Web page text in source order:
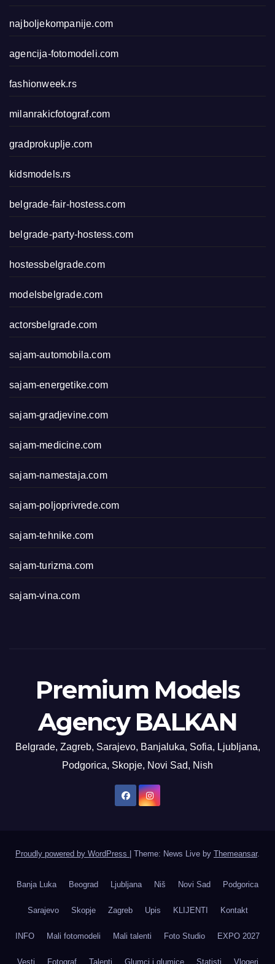
najboljekompanije.com
agencija-fotomodeli.com
fashionweek.rs
milanrakicfotograf.com
gradprokuplje.com
kidsmodels.rs
belgrade-fair-hostess.com
belgrade-party-hostess.com
hostessbelgrade.com
modelsbelgrade.com
actorsbelgrade.com
sajam-automobila.com
sajam-energetike.com
sajam-gradjevine.com
sajam-medicine.com
sajam-namestaja.com
sajam-poljoprivrede.com
sajam-tehnike.com
sajam-turizma.com
sajam-vina.com
Premium Models
Agency BALKAN
Belgrade, Zagreb, Sarajevo, Banjaluka, Sofia, Ljubljana,
Podgorica, Skopje, Novi Sad, Nish
Proudly powered by WordPress Theme: News Live by Themeansar.
Banja Luka Beograd Ljubljana Niš Novi Sad Podgorica
Sarajevo Skopje Zagreb Upis KLIJENTI Kontakt
INFO Mali fotomodeli Mali talenti Foto Studio EXPO 2027
Vesti Fotograf Talenti Glumci i glumice Statisti Vlogeri